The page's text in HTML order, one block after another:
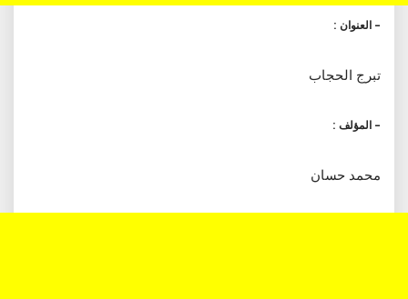
– العنوان :
تبرج الحجاب
– المؤلف :
محمد حسان